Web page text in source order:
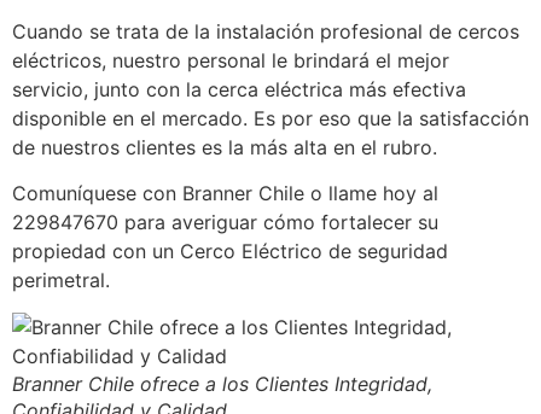
Cuando se trata de la instalación profesional de cercos
eléctricos, nuestro personal le brindará el mejor
servicio, junto con la cerca eléctrica más efectiva
disponible en el mercado. Es por eso que la satisfacción
de nuestros clientes es la más alta en el rubro.
Comuníquese con Branner Chile o llame hoy al
229847670 para averiguar cómo fortalecer su
propiedad con un Cerco Eléctrico de seguridad
perimetral.
Branner Chile ofrece a los Clientes Integridad,